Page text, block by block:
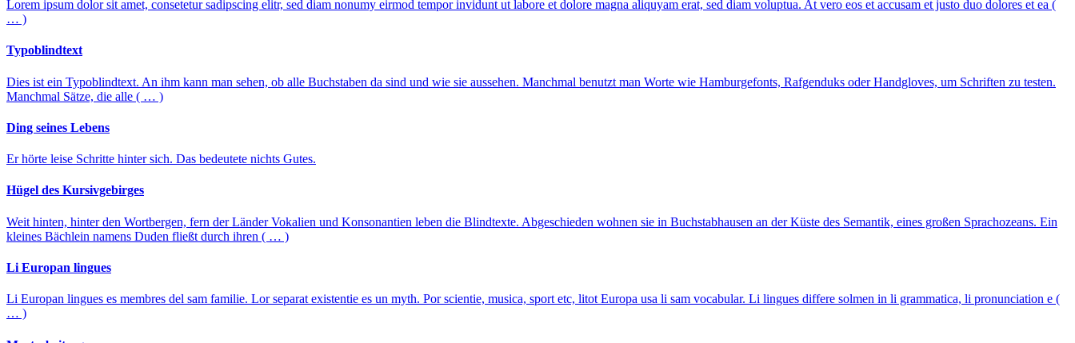
Lorem ipsum dolor sit amet, consetetur sadipscing elitr, sed diam nonumy eirmod tempor invidunt ut labore et dolore magna aliquyam erat, sed diam voluptua. At vero eos et accusam et justo duo dolores et ea (
… )
Typoblindtext
Dies ist ein Typoblindtext. An ihm kann man sehen, ob alle Buchstaben da sind und wie sie aussehen. Manchmal benutzt man Worte wie Hamburgefonts, Rafgenduks oder Handgloves, um Schriften zu testen.
Manchmal Sätze, die alle ( … )
Ding seines Lebens
Er hörte leise Schritte hinter sich. Das bedeutete nichts Gutes.
Hügel des Kursivgebirges
Weit hinten, hinter den Wortbergen, fern der Länder Vokalien und Konsonantien leben die Blindtexte. Abgeschieden wohnen sie in Buchstabhausen an der Küste des Semantik, eines großen Sprachozeans. Ein
kleines Bächlein namens Duden fließt durch ihren ( … )
Li Europan lingues
Li Europan lingues es membres del sam familie. Lor separat existentie es un myth. Por scientie, musica, sport etc, litot Europa usa li sam vocabular. Li lingues differe solmen in li grammatica, li pronunciation e (
… )